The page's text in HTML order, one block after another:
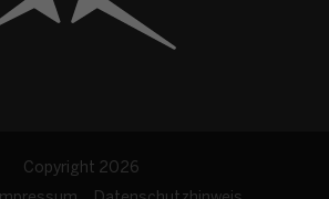
Copyright 2026